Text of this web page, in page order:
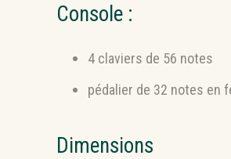
Console :
4 claviers de 56 notes
pédalier de 32 notes en
Dimensions